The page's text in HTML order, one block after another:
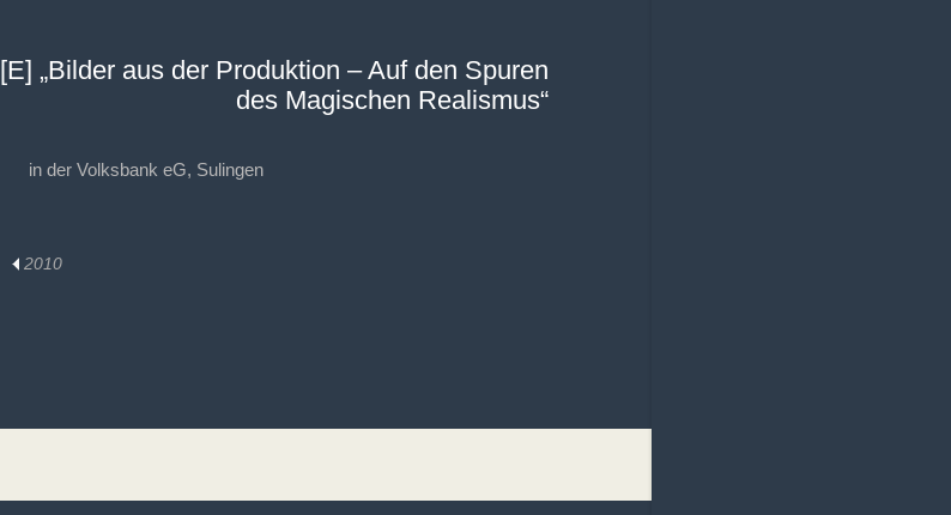
[E] „Bilder aus der Produktion – Auf den Spuren
des Magischen Realismus“
in der Volksbank eG, Sulingen
2010